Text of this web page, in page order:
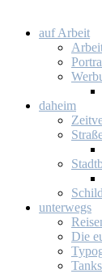
auf Ar­beit
da­heim
un­ter­wegs
Die